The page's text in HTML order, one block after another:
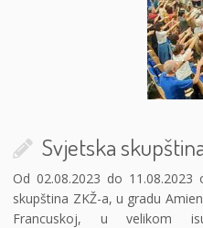
Svjetska
Od 02.08.2023 do
skupština ZKŽ-a, u gradu
Francuskoj, u velikom